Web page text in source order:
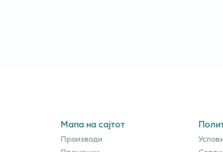
Мапа на сајтот
Производи